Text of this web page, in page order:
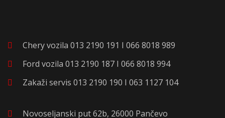
Chery vozila 013 2190 191 I 066 8018 989
Ford vozila 013 2190 187 I 066 8018 994
Zakaži servis 013 2190 190 I 063 1127 104
Novoseljanski put 62b, 26000 Pančevo